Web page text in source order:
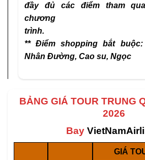
đầy đủ các điểm tham
chương
trình.
** Điểm shopping bắt
Nhân Đường, Cao su, Ngọc
BẢNG GIÁ TOUR TRUNG
2026
Bay
GIÁ